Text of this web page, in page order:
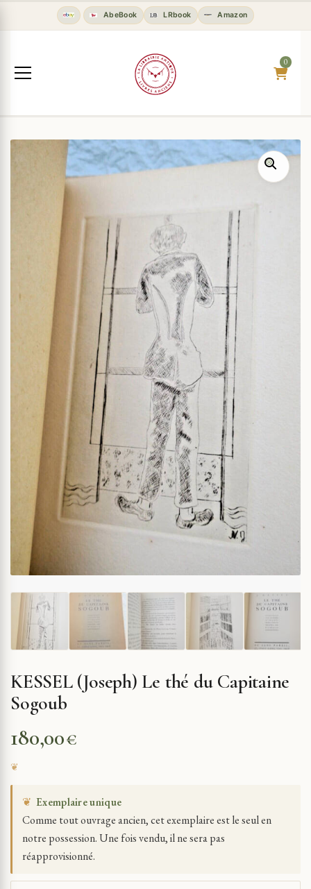
AbeBook LRbook Amazon
0
KESSEL (Joseph) Le thé du Capitaine
Sogoub
180,00€
❦ Exemplaire unique
Comme tout ouvrage ancien, cet exemplaire est le seul en
notre possession. Une fois vendu, il ne sera pas
réapprovisionné.